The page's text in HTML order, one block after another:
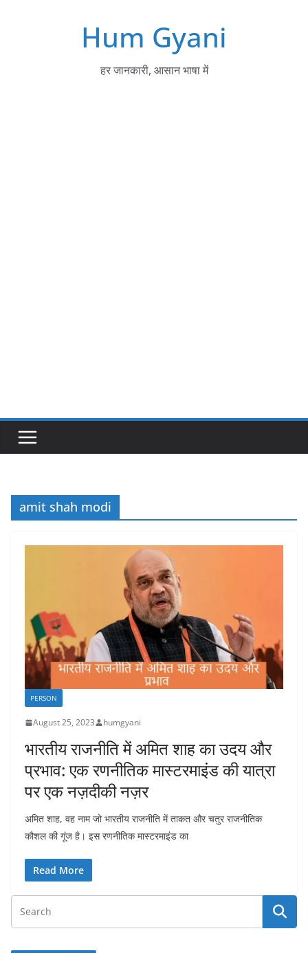
Hum Gyani
हर जानकारी, आसान भाषा में
amit shah modi
PERSON
August 25, 2023 humgyani
भारतीय राजनीति में अमित शाह का उदय और
प्रभाव: एक रणनीतिक मास्टरमाइंड की यात्रा
पर एक नज़दीकी नज़र
अमित शाह, वह नाम जो भारतीय राजनीति में ताकत और चतुर राजनीतिक
कौशल की गूंज है। इस रणनीतिक मास्टरमाइंड का
Read More